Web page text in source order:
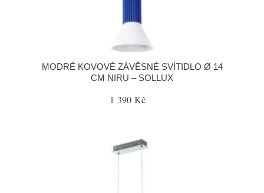
MODRÉ KOVOVÉ ZÁVĚSNÉ SVÍTIDLO Ø 14
CM NIRU – SOLLUX
1 390 Kč